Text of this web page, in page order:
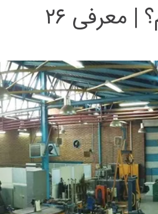
چطور درآمد روزانه ۱ میلیون تومان داشته باشیم؟ | معرفی ۲۶